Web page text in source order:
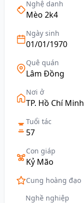
Nghệ danh
Mèo 2k4
Ngày sinh
01/01/1970
Quê quán
Lâm Đồng
Nơi ở
TP. Hồ Chí Minh
Tuổi tác
57
Con giáp
Kỷ Mão
Cung hoàng đạo
Nghề nghiệp